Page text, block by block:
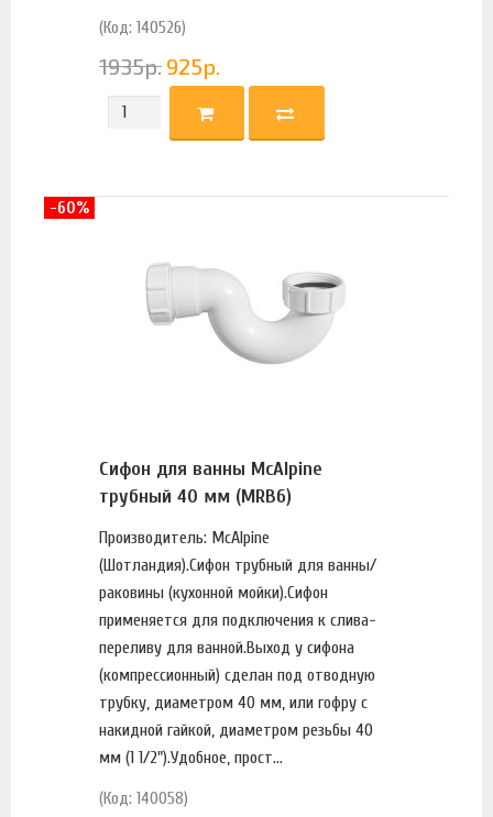
(Код: 140526)
1935р. 925р.
Сифон для ванны McAlpine
трубный 40 мм (MRB6)
Производитель: McAlpine
(Шотландия).Сифон трубный для ванны/
раковины (кухонной мойки).Сифон
применяется для подключения к слива-
переливу для ванной.Выход у сифона
(компрессионный) сделан под отводную
трубку, диаметром 40 мм, или гофру с
накидной гайкой, диаметром резьбы 40
мм (1 1/2").Удобное, прост...
(Код: 140058)
-60%